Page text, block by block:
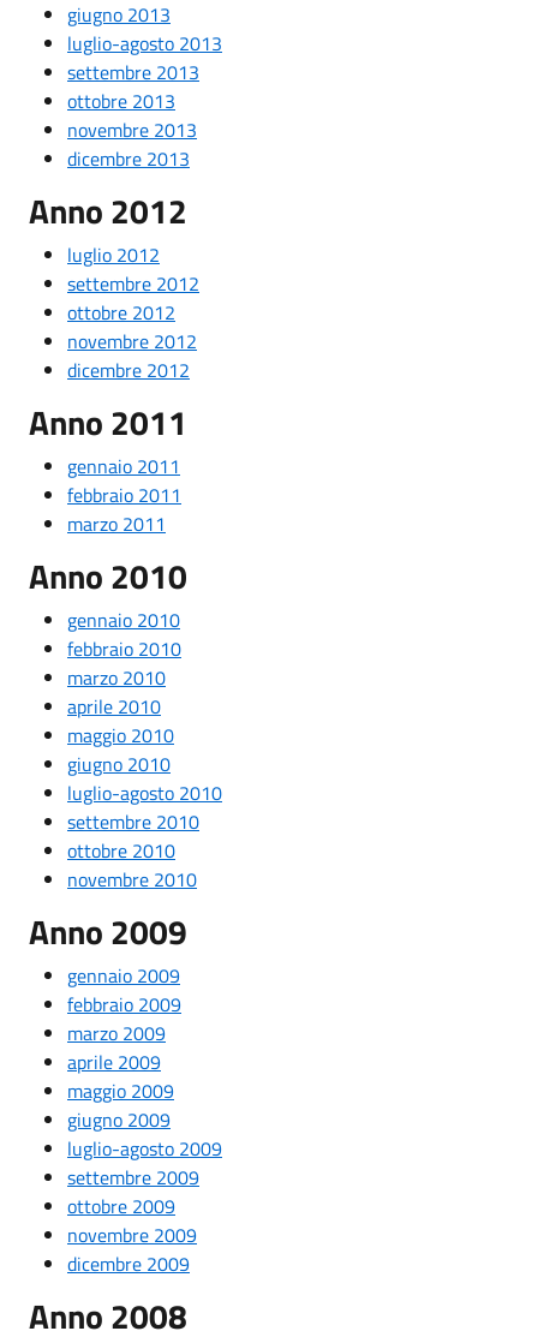
giugno 2013
luglio-agosto 2013
settembre 2013
ottobre 2013
novembre 2013
dicembre 2013
Anno 2012
luglio 2012
settembre 2012
ottobre 2012
novembre 2012
dicembre 2012
Anno 2011
gennaio 2011
febbraio 2011
marzo 2011
Anno 2010
gennaio 2010
febbraio 2010
marzo 2010
aprile 2010
maggio 2010
giugno 2010
luglio-agosto 2010
settembre 2010
ottobre 2010
novembre 2010
Anno 2009
gennaio 2009
febbraio 2009
marzo 2009
aprile 2009
maggio 2009
giugno 2009
luglio-agosto 2009
settembre 2009
ottobre 2009
novembre 2009
dicembre 2009
Anno 2008